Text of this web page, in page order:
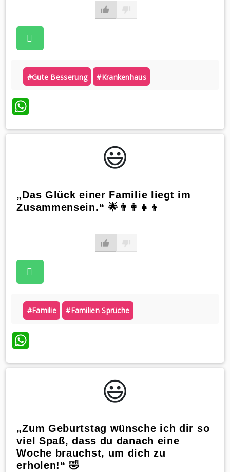
#gute Besserung #krankenhaus
WhatsApp
😃️
„Das Glück einer Familie liegt im
Zusammensein.“ 🌟👨‍👩‍👧‍👦
#familie #familien Sprüche
WhatsApp
😃️
„Zum Geburtstag wünsche ich dir so
viel Spaß, dass du danach eine
Woche brauchst, um dich zu
erholen!“ 🤣